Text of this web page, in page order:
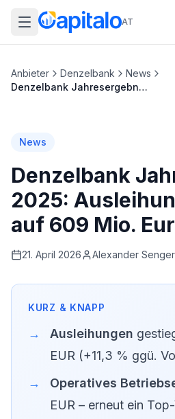
AT
Anbieter Denzelbank
News
Denzelbank Jahresergebnis 2025: Ausleihungen steigen auf 609 Mio. Euro
News
Denzelbank
2025:
auf 609 Mio.
21. April 2026 Alexander Senger
Ausleihungen
EUR (+11,3 % ggü.
Operatives
EUR – erneut ein